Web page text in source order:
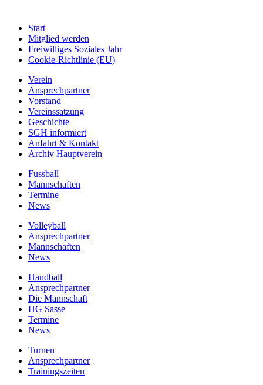
Start
Mitglied werden
Freiwilliges Soziales Jahr
Cookie-Richtlinie (EU)
Verein
Ansprechpartner
Vorstand
Vereinssatzung
Geschichte
SGH informiert
Anfahrt & Kontakt
Archiv Hauptverein
Fussball
Mannschaften
Termine
News
Volleyball
Ansprechpartner
Mannschaften
News
Handball
Ansprechpartner
Die Mannschaft
HG Sasse
Termine
News
Turnen
Ansprechpartner
Trainingszeiten